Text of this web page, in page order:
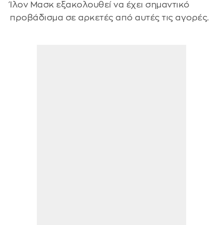
Ίλον Μασκ εξακολουθεί να έχει σημαντικό
προβάδισμα σε αρκετές από αυτές τις αγορές.